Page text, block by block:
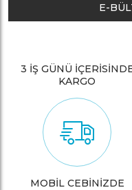
E-
3 İŞ GÜNÜ
KARGO
MOBİL CEBİNİZDE